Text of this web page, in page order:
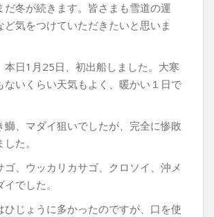
だ冬が続きます。皆さまも雪道の運
ど気をつけていただきたいと思いま
本日1月25日、初出船しました。大寒
ないくらい天気もよく、暖かい１日で
鰤、マダイ狙いでしたが、完全に惨敗
た。
ゴ、ウッカリカサゴ、クロソイ、沖メ
でした。
ひじょうに多かったのですが、口を使